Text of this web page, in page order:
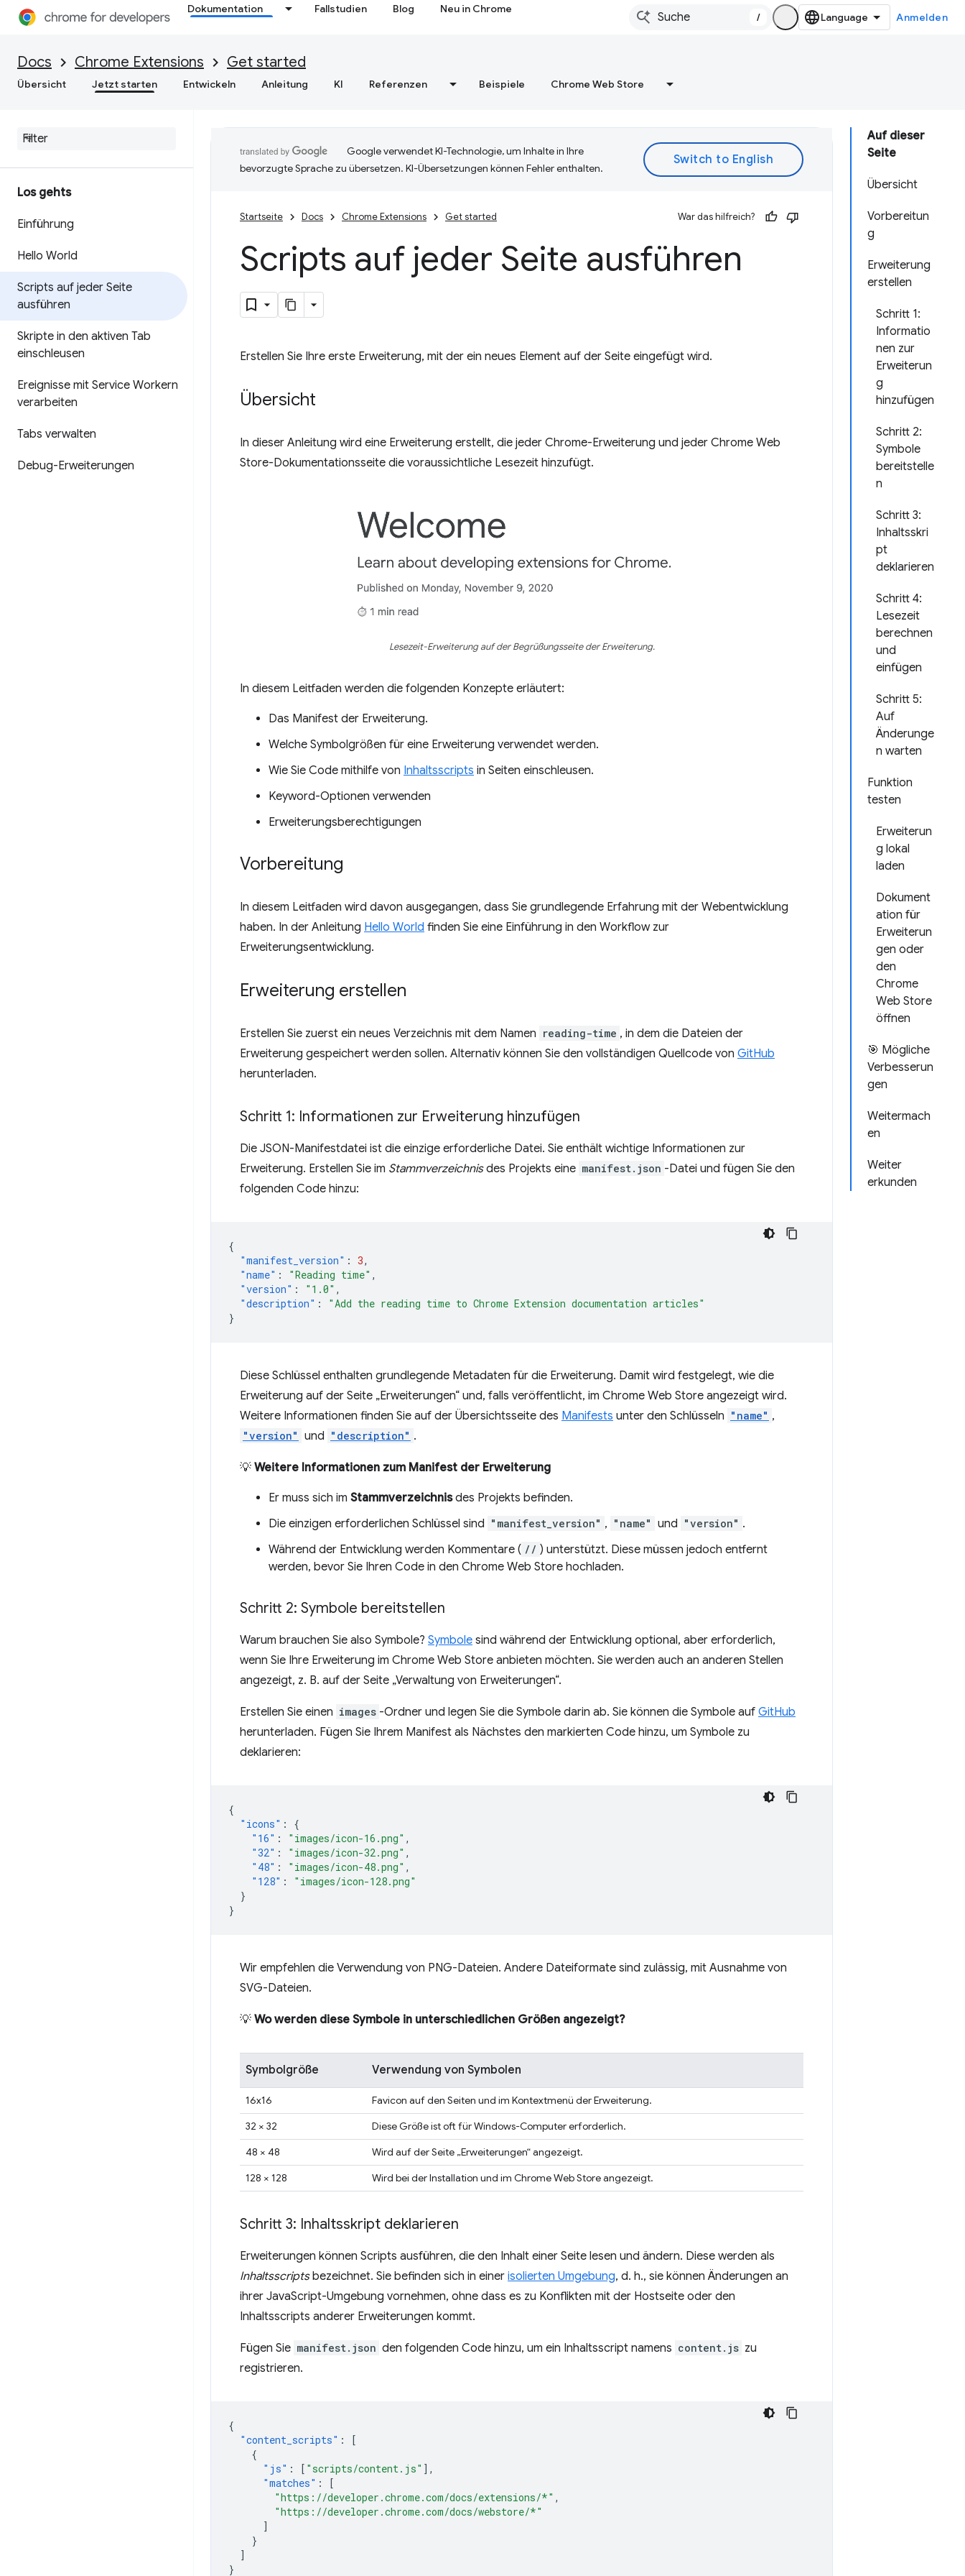
Dokumentation Fallstudien Blog Neu in Chrome
/ Anmelden
Docs Chrome Extensions Get started
Übersicht Jetzt starten Entwickeln Anleitung KI Referenzen Beispiele Chrome Web Store
Los gehts
Einführung
Hello World
Scripts auf jeder Seite
ausführen
Skripte in den aktiven Tab
einschleusen
Ereignisse mit Service Workern
verarbeiten
Tabs verwalten
Debug-Erweiterungen
Auf dieser
Seite
Übersicht
Vorbereitun
g
Erweiterung
erstellen
Schritt 1:
Informatio
nen zur
Erweiterun
g
hinzufügen
Schritt 2:
Symbole
bereitstelle
n
Schritt 3:
Inhaltsskri
pt
deklarieren
Schritt 4:
Lesezeit
berechnen
und
einfügen
Schritt 5:
Auf
Änderunge
n warten
Funktion
testen
Erweiterun
g lokal
laden
Dokument
ation für
Erweiterun
gen oder
den
Chrome
Web Store
öffnen
🎯 Mögliche
Verbesserun
gen
Weitermach
en
Weiter
erkunden
Google verwendet KI-Technologie, um Inhalte in Ihre
bevorzugte Sprache zu übersetzen. KI-Übersetzungen können Fehler enthalten.
Startseite Docs Chrome Extensions Get started War das hilfreich?
Scripts auf jeder Seite ausführen
Erstellen Sie Ihre erste Erweiterung, mit der ein neues Element auf der Seite eingefügt wird.
Übersicht
In dieser Anleitung wird eine Erweiterung erstellt, die jeder Chrome-Erweiterung und jeder Chrome Web
Store-Dokumentationsseite die voraussichtliche Lesezeit hinzufügt.
Lesezeit-Erweiterung auf der Begrüßungsseite der Erweiterung.
In diesem Leitfaden werden die folgenden Konzepte erläutert:
Das Manifest der Erweiterung.
Welche Symbolgrößen für eine Erweiterung verwendet werden.
Wie Sie Code mithilfe von Inhaltsscripts in Seiten einschleusen.
Keyword-Optionen verwenden
Erweiterungsberechtigungen
Vorbereitung
In diesem Leitfaden wird davon ausgegangen, dass Sie grundlegende Erfahrung mit der Webentwicklung
haben. In der Anleitung Hello World finden Sie eine Einführung in den Workflow zur
Erweiterungsentwicklung.
Erweiterung erstellen
Erstellen Sie zuerst ein neues Verzeichnis mit dem Namen reading-time , in dem die Dateien der
Erweiterung gespeichert werden sollen. Alternativ können Sie den vollständigen Quellcode von GitHub
herunterladen.
Schritt 1: Informationen zur Erweiterung hinzufügen
Die JSON-Manifestdatei ist die einzige erforderliche Datei. Sie enthält wichtige Informationen zur
Erweiterung. Erstellen Sie im Stammverzeichnisdes Projekts eine manifest.json -Datei und fügen Sie den
folgenden Code hinzu:
{
"manifest_version" : 3,
"name" : "Reading time" ,
"version" : "1.0" ,
"description" :
"Add the reading time to Chrome Extension documentation articles"
}
Diese Schlüssel enthalten grundlegende Metadaten für die Erweiterung. Damit wird festgelegt, wie die
Erweiterung auf der Seite „Erweiterungen“ und, falls veröffentlicht, im Chrome Web Store angezeigt wird.
Weitere Informationen finden Sie auf der Übersichtsseite des Manifests unter den Schlüsseln "name" ,
"version" und "description" .
💡 Weitere Informationen zum Manifest der Erweiterung
Er muss sich im Stammverzeichnisdes Projekts befinden.
Die einzigen erforderlichen Schlüssel sind "manifest_version" , "name" und "version" .
Während der Entwicklung werden Kommentare ( // ) unterstützt. Diese müssen jedoch entfernt
werden, bevor Sie Ihren Code in den Chrome Web Store hochladen.
Schritt 2: Symbole bereitstellen
Warum brauchen Sie also Symbole? Symbole sind während der Entwicklung optional, aber erforderlich,
wenn Sie Ihre Erweiterung im Chrome Web Store anbieten möchten. Sie werden auch an anderen Stellen
angezeigt, z. B. auf der Seite „Verwaltung von Erweiterungen“.
Erstellen Sie einen images -Ordner und legen Sie die Symbole darin ab. Sie können die Symbole auf GitHub
herunterladen. Fügen Sie Ihrem Manifest als Nächstes den markierten Code hinzu, um Symbole zu
deklarieren:
{
"icons" :
{
"16" : "images/icon-16.png" ,
"32" : "images/icon-32.png" ,
"48" : "images/icon-48.png" ,
"128" :
"images/icon-128.png"
}
}
Wir empfehlen die Verwendung von PNG-Dateien. Andere Dateiformate sind zulässig, mit Ausnahme von
SVG-Dateien.
💡 Wo werden diese Symbole in unterschiedlichen Größen angezeigt?
Symbolgröße Verwendung von Symbolen
16x16
Favicon auf den Seiten und im Kontextmenü der Erweiterung.
32 × 32
Diese Größe ist oft für Windows-Computer erforderlich.
48 × 48
Wird auf der Seite „Erweiterungen“ angezeigt.
128 × 128
Wird bei der Installation und im Chrome Web Store angezeigt.
Schritt 3: Inhaltsskript deklarieren
Erweiterungen können Scripts ausführen, die den Inhalt einer Seite lesen und ändern. Diese werden als
Inhaltsscriptsbezeichnet. Sie befinden sich in einer isolierten Umgebung, d. h., sie können Änderungen an
ihrer JavaScript-Umgebung vornehmen, ohne dass es zu Konflikten mit der Hostseite oder den
Inhaltsscripts anderer Erweiterungen kommt.
Fügen Sie manifest.json den folgenden Code hinzu, um ein Inhaltsscript namens content.js zu
registrieren.
{
"content_scripts" :
[
{
"js" : [ "scripts/content.js" ],
"matches" :
[
"https://developer.chrome.com/docs/extensions/*" ,
"https://developer.chrome.com/docs/webstore/*"
]
}
]
}